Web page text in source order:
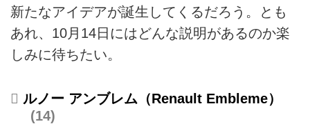
新たなアイデアが誕生してくるだろう。とも
あれ、10月14日にはどんな説明があるのか楽
しみに待ちたい。
ルノー アンブレム（Renault Embleme）
14